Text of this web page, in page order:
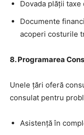
Dovada plății taxe
Documente
acoperi costurile
8. Programarea
Unele țări oferă
consulat pentru
Asistenţă în